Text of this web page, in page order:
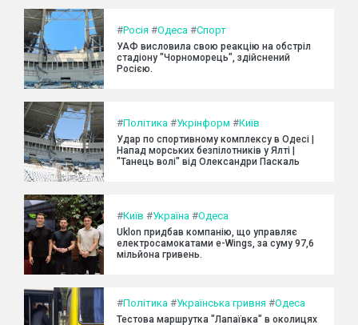
#Росія #Одеса #Спорт
УАФ висловила свою реакцію на обстріл
стадіону "Чорноморець", здійснений
Росією.
#Політика #Укрінформ #Київ
Удар по спортивному комплексу в Одесі |
Напад морських безпілотників у Ялті |
"Танець волі" від Олександри Паскаль
#Київ #Україна #Одеса
Uklon придбав компанію, що управляє
електросамокатами e-Wings, за суму 97,6
мільйона гривень.
#Політика #Українська гривня #Одеса
Тестова маршрутка "Лапаївка" в околицях